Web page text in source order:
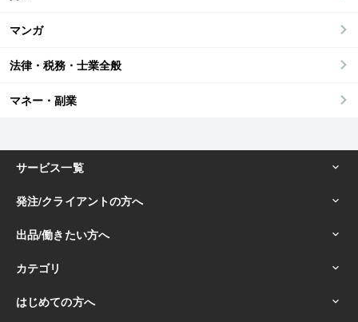
マンガ
法律・税務・士業全般
マネー・副業